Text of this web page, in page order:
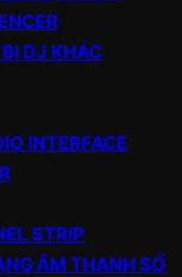
DJ KHÁC
INTERFACE
STRIP
ÂM THANH SỐ